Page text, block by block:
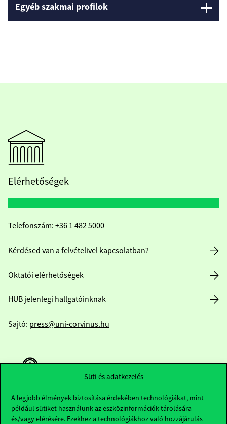
Süti és adatkezelés
A legjobb élmények biztosítása érdekében technológiákat, mint
például sütiket használunk az eszközinformációk tárolására
és/vagy elérésére. Ezekhez a technológiákhoz való hozzájárulás
Egyéb szakmai profilok
Elérhetőségek
Telefonszám: +36 1 482 5000
Kérdésed van a felvételivel kapcsolatban?
Oktatói elérhetőségek
HUB jelenlegi hallgatóinknak
Sajtó: press@uni-corvinus.hu
Hasznos linkek